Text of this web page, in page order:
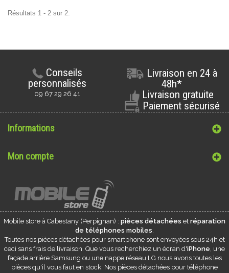
Résultats 1 - 2 sur 2.
Conseils
personnalisés
09 67 29 26 41
Livraison en 24 à
48h*
Livraison gratuite
Paiement sécurisé
Informations
Mon compte
Mobile store à Cabestany (Perpignan) : pièces détachées et réparation
de téléphones mobiles.
Toutes nos pièces détachées pour smartphone sont envoyées sous 24h et
ceci sans frais de livraison. Que vous recherchiez un écran d'iPhone, une
façade arrière Samsung ou une nappe réseau LG nous avons toutes les
pièces qu'il vous faut en stock. Nos pièces détachées pour téléphone